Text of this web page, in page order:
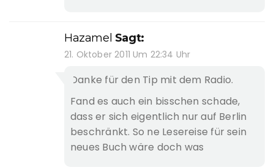
Hazamel Sagt:
21. Oktober 2011 Um 22:34 Uhr
Danke für den Tip mit dem Radio.
Fand es auch ein bisschen schade,
dass er sich eigentlich nur auf Berlin
beschränkt. So ne Lesereise für sein
neues Buch wäre doch was